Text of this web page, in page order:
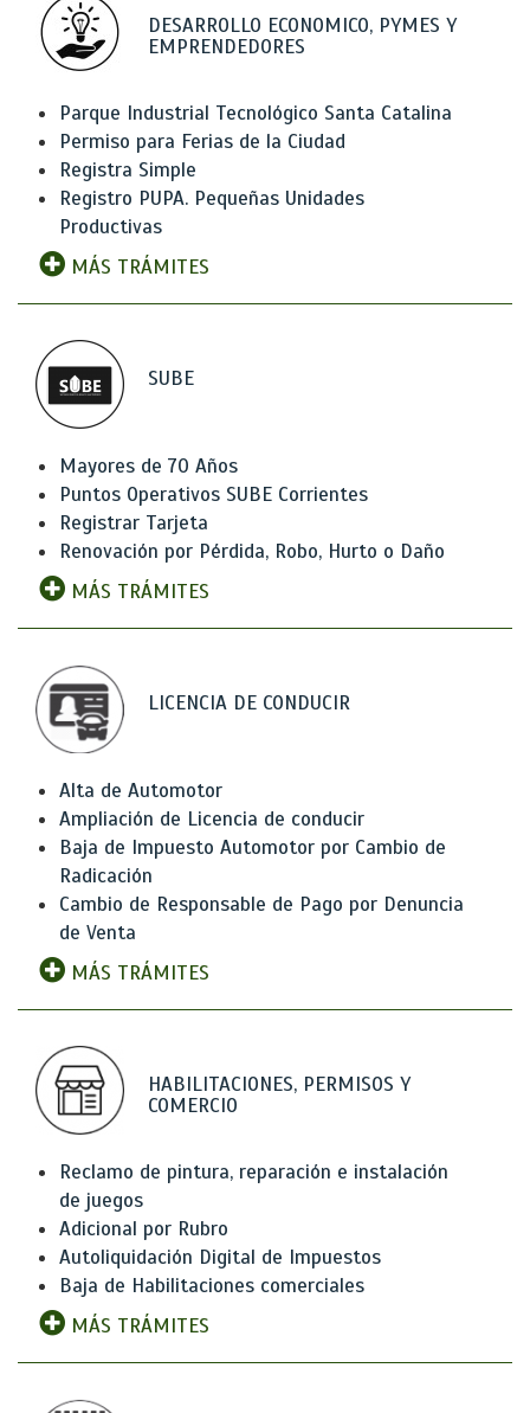
DESARROLLO ECONOMICO, PYMES Y
EMPRENDEDORES
Parque Industrial Tecnológico Santa Catalina
Permiso para Ferias de la Ciudad
Registra Simple
Registro PUPA. Pequeñas Unidades
Productivas
MÁS TRÁMITES
SUBE
Mayores de 70 Años
Puntos Operativos SUBE Corrientes
Registrar Tarjeta
Renovación por Pérdida, Robo, Hurto o Daño
MÁS TRÁMITES
LICENCIA DE CONDUCIR
Alta de Automotor
Ampliación de Licencia de conducir
Baja de Impuesto Automotor por Cambio de
Radicación
Cambio de Responsable de Pago por Denuncia
de Venta
MÁS TRÁMITES
HABILITACIONES, PERMISOS Y
COMERCIO
Reclamo de pintura, reparación e instalación
de juegos
Adicional por Rubro
Autoliquidación Digital de Impuestos
Baja de Habilitaciones comerciales
MÁS TRÁMITES